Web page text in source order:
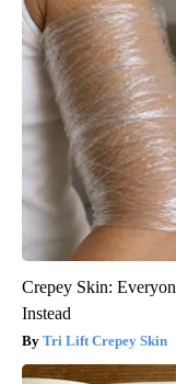
Crepey Skin:
Instead
Tri Lift Crepey Skin